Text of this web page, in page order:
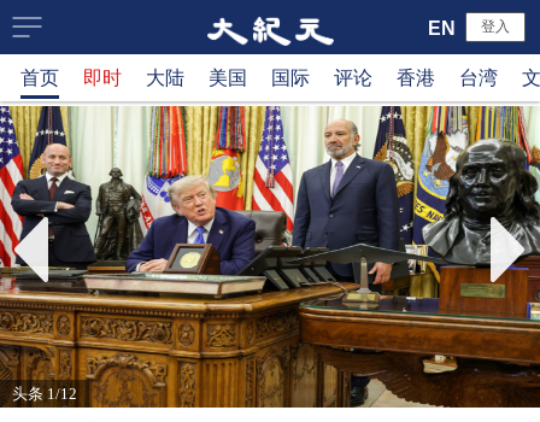
大
纪
元
新
闻
网
登入
EN
首页 即时 大陆 美国 国际 评论 香港 台湾
头条 1/12